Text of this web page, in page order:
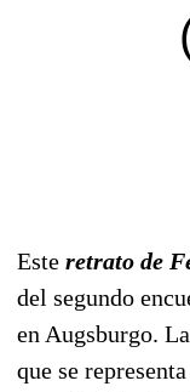
Este retrato de
del segundo
en Augsburgo.
que se